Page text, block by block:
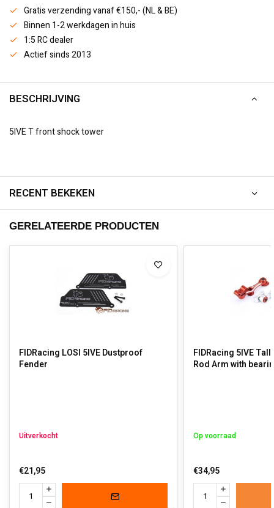
Gratis verzending vanaf €150,- (NL & BE)
Binnen 1-2 werkdagen in huis
1:5 RC dealer
Actief sinds 2013
BESCHRIJVING
5IVE T front shock tower
RECENT BEKEKEN
GERELATEERDE PRODUCTEN
FIDRacing LOSI 5IVE Dustproof
Fender
Uitverkocht
€21,95
FIDRacing 5IVE
Rod Arm with
Op voorraad
€34,95